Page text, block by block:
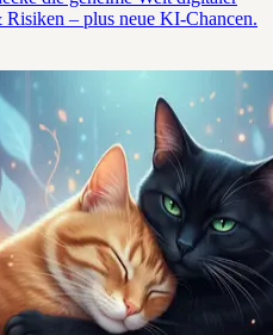
– plus neue KI-Chancen.